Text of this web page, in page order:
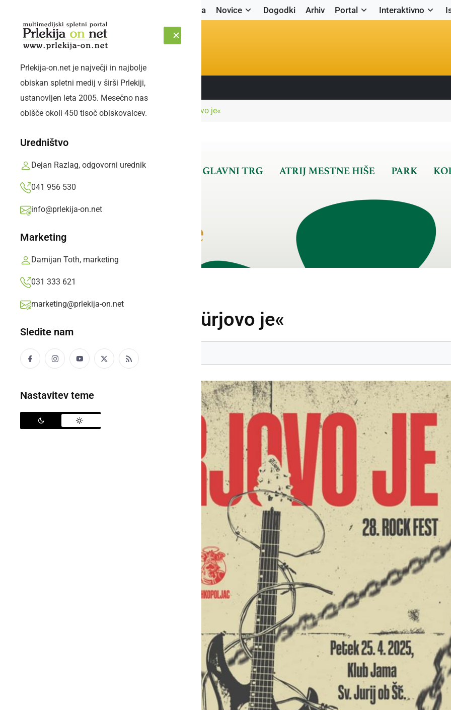
Naslovnica Novice Dogodki Arhiv Portal Interaktivno
ČETRTEK, 6. AVGUST 2026 Sledite nam:
Prlekija-on.net je največji in najbolje
obiskan spletni medij v širši Prlekiji,
ustanovljen leta 2005. Mesečno nas
obišče okoli 450 tisoč obiskovalcev.
Uredništvo
Dejan Razlag, odgovorni urednik
041 956 530
info@prlekija-on.net
Marketing
Damijan Toth, marketing
031 333 621
marketing@prlekija-on.net
Sledite nam
Nastavitev teme
Naslovnica Dogodki28. Rock Fest »Jürjovo je«
28. Rock Fest »Jürjovo je«
PETEK, 25. APRIL 2025 OB 20:45